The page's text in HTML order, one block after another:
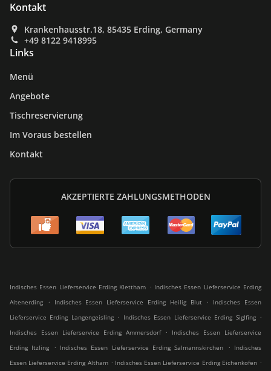
Kontakt
Krankenhausstr.18, 85435 Erding, Germany
+49 8122 9418995
Links
Menü
Angebote
Tischreservierung
Im Voraus bestellen
Kontakt
AKZEPTIERTE ZAHLUNGSMETHODEN
Indisches Essen Lieferservice Erding Klettham . Indisches Essen Lieferservice Erding
Altenerding
. Indisches Essen Lieferservice Erding Heilig Blut .
Indisches Essen
Lieferservice Erding Langengeisling . Indisches Essen Lieferservice Erding Siglfing
.
Indisches Essen Lieferservice Erding Ammersdorf
.
Indisches Essen Lieferservice
Erding Itzling
. Indisches Essen Lieferservice Erding Salmannskirchen . Indisches
Essen Lieferservice Erding Altham . Indisches Essen Lieferservice Erding Eichenkofen .